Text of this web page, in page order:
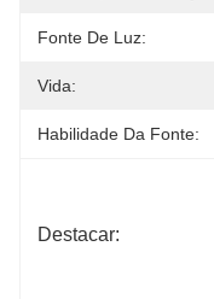
Fonte De Luz:
Vida:
Habilidade Da Fonte:
Destacar: